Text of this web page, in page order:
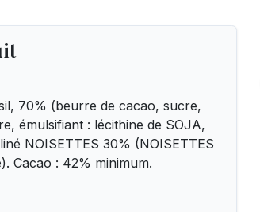
70% (beurre de cacao, sucre,
émulsifiant : lécithine de SOJA,
NOISETTES 30% (NOISETTES
Cacao : 42% minimum.